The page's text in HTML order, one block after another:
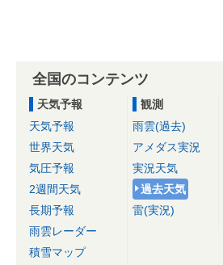
全国のコンテンツ
天気予報
天気予報
世界天気
気圧予報
2週間天気
長期予報
雨雲レーダー
積雪マップ
観測
雨雲(過去)
アメダス実況
実況天気
過去天気
雷(実況)